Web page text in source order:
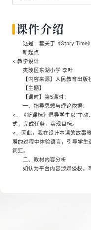
课件介绍
这是一套关于《Story Time
新起点
< 教学设计
夷陵区东湖小学 李叶
【内容来源】人民教育出
【主题】
【课时】第5课时：
一、指导思想与理论依据：
<．《新课标》倡导学生以“主
式，完成任务，实现目标。
<．因此，我在设计本课的故事
展的过程中体验语言，引导学
词汇。
二、教材内容分析
如认为平台内容涉嫌侵权，